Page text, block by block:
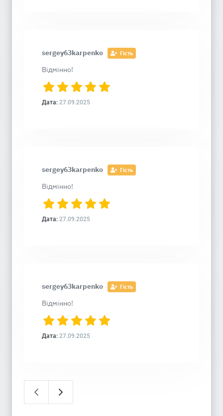
sergey63karpenko Гість
Відмінно!
Дата: 27.09.2025
sergey63karpenko Гість
Відмінно!
Дата: 27.09.2025
sergey63karpenko Гість
Відмінно!
Дата: 27.09.2025